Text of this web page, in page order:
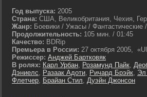
Год выпуска: 2005
Страна: США, Великобритания, Чехия,
Жанр: Боевики / Ужасы / Фантастические
Продолжительность: 105 мин. / 01:45
Качество: BDRip
Премьера в России: 27 октября 2005,
Режиссер: Анджей Бартковяк
В ролях: Карл Урбан, Розамунд Пайк,
Дэниелс, Разаак Адоти, Ричард Брэйк, Эл
Флетчер, Брайан Стил, Дуэйн Джонсон